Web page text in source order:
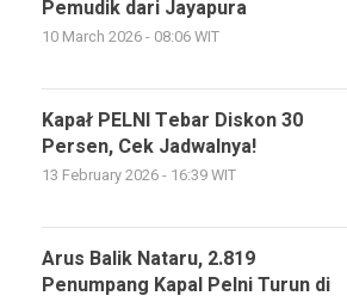
Pemudik dari Jayapura
10 March 2026 - 08:06 WIT
Kapał PELNI Tebar Diskon 30
Persen, Cek Jadwalnya!
13 February 2026 - 16:39 WIT
Arus Balik Nataru, 2.819
Penumpang Kapal Pelni Turun di